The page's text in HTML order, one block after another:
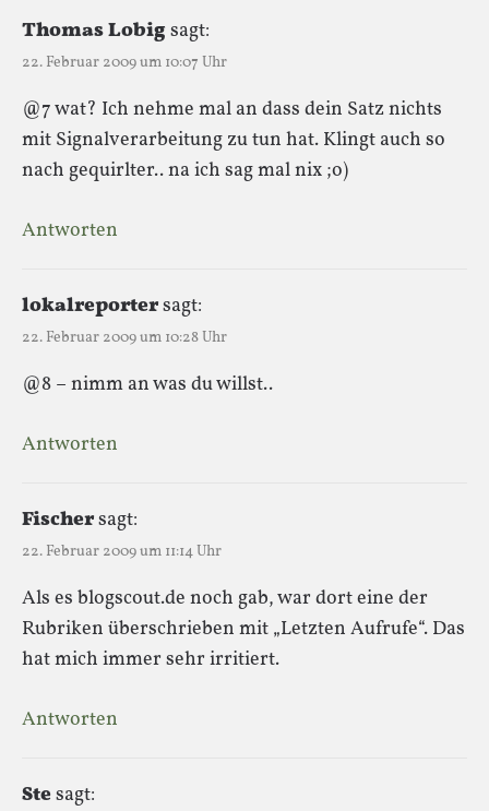
Thomas Lobigsagt:
22. Februar 2009 um 10:07 Uhr
@7 wat? Ich nehme mal an dass dein Satz nichts
mit Signalverarbeitung zu tun hat. Klingt auch so
nach gequirlter.. na ich sag mal nix ;o)
Antworten
lokalreportersagt:
22. Februar 2009 um 10:28 Uhr
@8 – nimm an was du willst..
Antworten
Fischersagt:
22. Februar 2009 um 11:14 Uhr
Als es blogscout.de noch gab, war dort eine der
Rubriken überschrieben mit „Letzten Aufrufe“. Das
hat mich immer sehr irritiert.
Antworten
Stesagt: